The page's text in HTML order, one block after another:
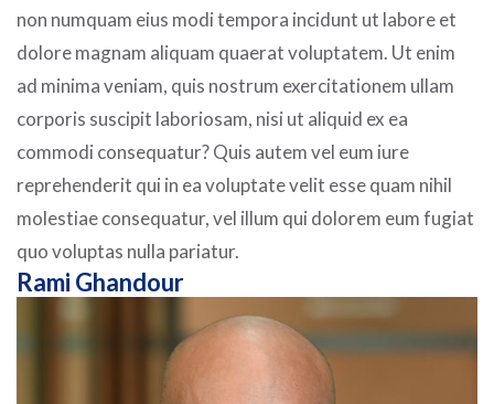
non numquam eius modi tempora incidunt ut labore et
dolore magnam aliquam quaerat voluptatem. Ut enim
ad minima veniam, quis nostrum exercitationem ullam
corporis suscipit laboriosam, nisi ut aliquid ex ea
commodi consequatur? Quis autem vel eum iure
reprehenderit qui in ea voluptate velit esse quam nihil
molestiae consequatur, vel illum qui dolorem eum fugiat
quo voluptas nulla pariatur.
Rami Ghandour